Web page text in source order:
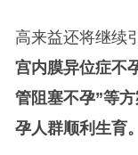
高来益还将继续
宫内膜异位症不
管阻塞不孕”等
孕人群顺利生育。